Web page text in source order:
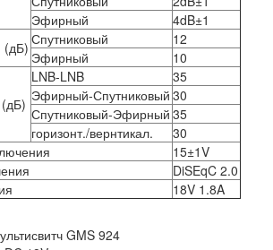
Эфирный
4dB±1
(дБ) Спутниковый
12
Эфирный
10
(дБ)
LNB-LNB
35
Эфирный-Спутниковый 30
Спутниковый-Эфирный 35
горизонт./вернтикал.
30
15±1V
DiSEqC 2.0
18V 1.8A
GMS 924